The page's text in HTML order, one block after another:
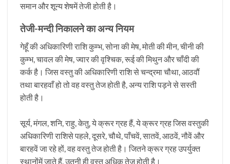
समान और शून्य शेषमें तेजी होती है।
तेजी-मन्दी निकालने का अन्य नियम
गेहूँ की अधिकारिणी राशि कुम्भ, सोना की मेष, मोती की मीन, चीनी की
कुम्भ, चावल की मेष, ज्वार की वृश्चिक, रूई की मिथुन और चाँदी की
कर्क है। जिस वस्तु की अधिकारिणी राशि से चन्द्रमा चौथा, आठवौं
तथा बारहवाँ हो तो वह वस्तु तेज होती है, अन्य राशि पड़ने से सस्ती
होती है।
सूर्य, मंगल, शनि, राहु, केतु, ये क्रूर ग्रह हैं, ये क्रूर ग्रह जिस वस्तुकी
अधिकारिणी राशिसे पहले, दूसरे, चौथे, पाँचवें, सातवें, आठवें, नौवें और
बारहवें जा रहे हों, वह वस्तु तेज होती है। जितने क्रूर ग्रह उपर्युक्त
स्थानोंमें जाते हैं, उतनी ही वस्तु अधिक तेज होती है।